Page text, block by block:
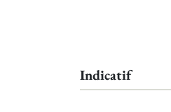
Indicatif